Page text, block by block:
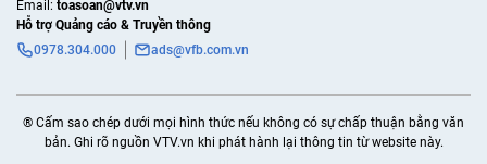
Email: toasoan@vtv.vn
Hỗ trợ Quảng cáo & Truyền thông
0978.304.000
ads@vfb.com.vn
® Cấm sao chép dưới mọi hình thức nếu không có sự chấp thuận bằng văn
bản. Ghi rõ nguồn VTV.vn khi phát hành lại thông tin từ website này.